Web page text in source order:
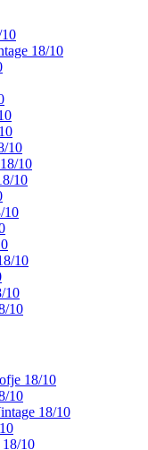
18/10
10
10
10
10
10
10
10
18/10
10
18/10
10